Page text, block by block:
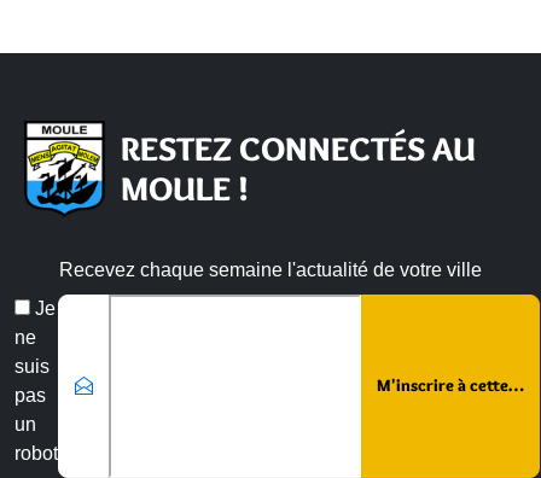
RESTEZ CONNECTÉS AU
MOULE !
Recevez chaque semaine l'actualité de votre ville
Je
ne
suis
pas
un
robot
Email